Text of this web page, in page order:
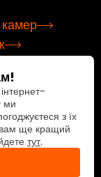
ми
з їх
ще кращий
тут.